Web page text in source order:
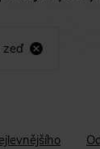
zeď